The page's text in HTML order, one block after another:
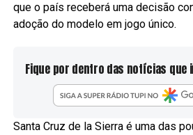
que o país receberá uma decisão
adoção do modelo em jogo único.
Fique por dentro das notícias que
Santa Cruz de la Sierra é uma das